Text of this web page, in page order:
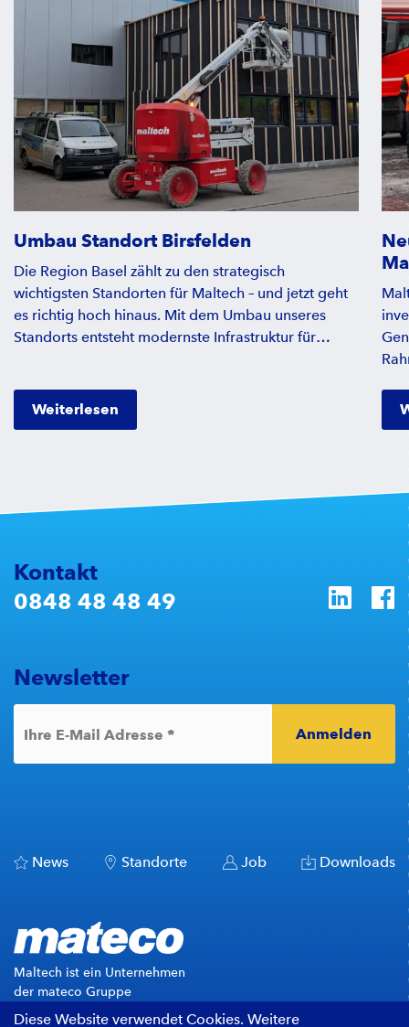
Umbau Standort Birsfelden
Die Region Basel zählt zu den strategisch
wichtigsten Standorten für Maltech – und jetzt geht
es richtig hoch hinaus. Mit dem Umbau unseres
Standorts entsteht modernste Infrastruktur für
welche Herausforderungen der Umbau mit sich
brachte und welche Vorteile das neue Konzept
Weiterlesen
Einsätze. Nach
–
Diese Website verwendet Cookies. Weitere
Kontakt
0848 48 48 49
Newsletter
Ihre E-Mail Adresse * Anmelden
News Standorte Job Downloads
Maltech ist ein Unternehmen
der mateco Gruppe